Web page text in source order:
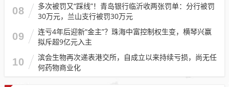
08
多次被罚又“踩线”！青岛银行临沂收两张罚单：分行被罚
30万元，兰山支行被罚30万元
09
连亏4年后迎新“金主”？珠海中富控制权生变，横琴兴赢
拟斥超9亿元入主
10
滨会生物再次递表港交所，自成立以来持续亏损，尚无任
何药物商业化